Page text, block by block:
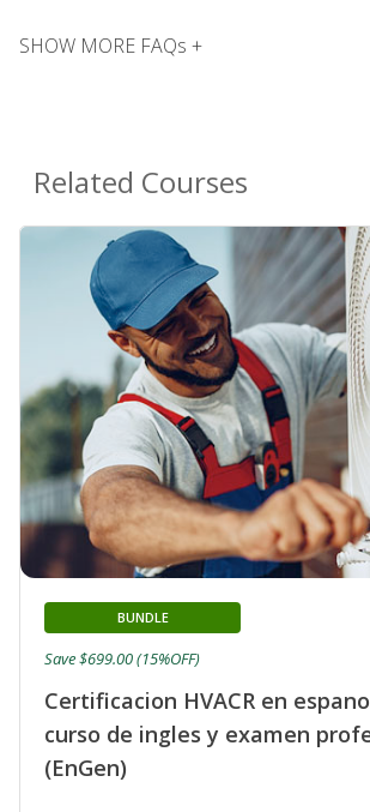
SHOW MORE FAQs +
Related Courses
Certificacion HVACR en
curso de ingles y examen
(EnGen)
BUNDLE
Save $699.00 (15%OFF)